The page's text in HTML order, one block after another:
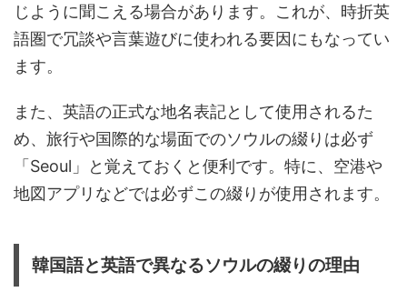
じように聞こえる場合があります。これが、時折英
語圏で冗談や言葉遊びに使われる要因にもなってい
ます。
また、英語の正式な地名表記として使用されるた
め、旅行や国際的な場面でのソウルの綴りは必ず
「Seoul」と覚えておくと便利です。特に、空港や
地図アプリなどでは必ずこの綴りが使用されます。
韓国語と英語で異なるソウルの綴りの理由